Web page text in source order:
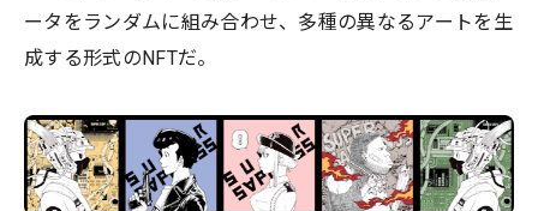
ータをランダムに組み合わせ、多種の異なるアートを生
成する形式のNFTだ。